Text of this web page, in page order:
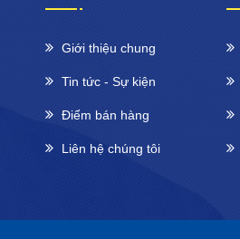
Giới thiệu chung
Tin tức - Sự kiện
Điểm bán hàng
Liên hệ chúng tôi